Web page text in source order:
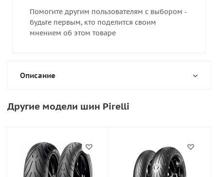
Помогите другим пользователям с выбором -
будьте первым, кто поделится своим
мнением об этом товаре
Описание
Другие модели шин Pirelli